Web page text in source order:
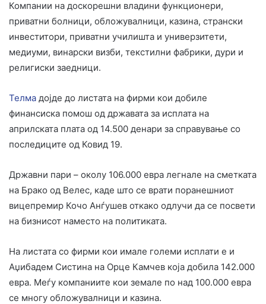
Компании на доскорешни владини функционери,
приватни болници, обложувалници, казина, странски
инвеститори, приватни училишта и универзитети,
медиуми, винарски визби, текстилни фабрики, дури и
религиски заедници.
Телма дојде до листата на фирми кои добиле
финансиска помош од државата за исплата на
априлската плата од 14.500 денари за справување со
последиците од Ковид 19.
Државни пари – околу 106.000 евра легнале на сметката
на Брако од Велес, каде што се врати поранешниот
вицепремир Кочо Анѓушев откако одлучи да се посвети
на бизнисот наместо на политиката.
На листата со фирми кои имале големи исплати е и
Аџибадем Систина на Орце Камчев која добила 142.000
евра. Меѓу компаниите кои земале по над 100.000 евра
се многу обложувалници и казина.